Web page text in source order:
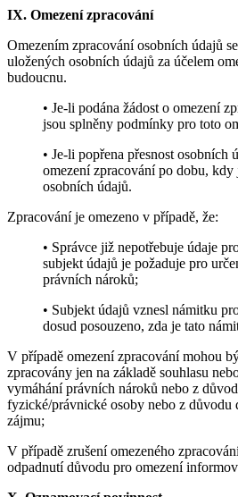
IX. Omezení zpracování
Omezením zpracování osobních údajů
uložených osobních údajů za účelem
budoucnu.
• Je-li podána žádost o omezení
jsou splněny podmínky pro toto
• Je-li popřena přesnost osobních
omezení zpracování po dobu, kdy
osobních údajů.
Zpracování je omezeno v případě, že:
• Správce již nepotřebuje údaje
subjekt údajů je požaduje pro
právních nároků;
• Subjekt údajů vznesl námitku
dosud posouzeno, zda je tato
V případě omezení zpracování mohou
zpracovány jen na základě souhlasu
vymáhání právních nároků nebo z
fyzické/právnické osoby nebo z důvodu
zájmu;
V případě zrušení omezeného
odpadnutí důvodu pro omezení